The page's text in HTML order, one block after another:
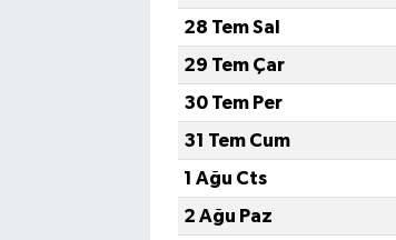
28 Tem Sal
29 Tem Çar
30 Tem Per
31 Tem Cum
1 Ağu Cts
2 Ağu Paz